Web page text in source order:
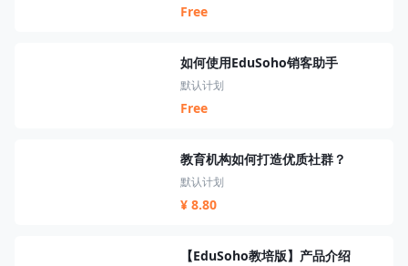
Free
如何使用EduSoho销客助手
默认计划
Free
教育机构如何打造优质社群？
默认计划
¥ 8.80
【EduSoho教培版】产品介绍